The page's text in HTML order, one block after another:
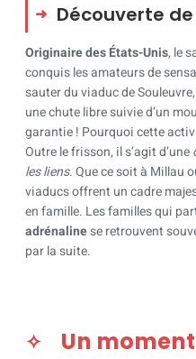
Découverte
Originaire des États-Unis, le
conquis les amateurs de
sauter du viaduc de
une chute libre suivie d’un
garantie ! Pourquoi cette
Outre le frisson, il s’agit d’une
les liens. Que ce soit à Millau
viaducs offrent un cadre
en famille. Les familles qui
adrénalinese retrouvent
par la suite.
Un